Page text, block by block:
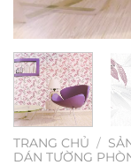
TRANG CHỦ /
DÁN TƯỜNG